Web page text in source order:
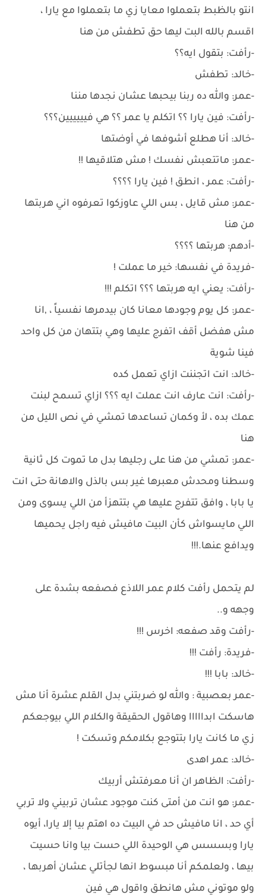
انتو بالظبط بتعملوا معايا زي ما بتعملوا مع يارا ،
اقسم بالله البت ليها حق تطفش من هنا
-رأفت: بتقول ايه؟؟
-خالد: تطفش
-عمر: والله ده ربنا بيحبها عشان نجدها مننا
-رأفت: فين يارا ؟؟ اتكلم يا عمر ؟؟ هي فيييييين؟؟؟
-خالد: أنا هطلع أشوفها في أوضتها
-عمر: ماتتعبش نفسك ! مش هتلاقيها !!
-رأفت: عمر ، انطق ! فين يارا ؟؟؟؟
-عمر: مش قايل ، بس اللي عاوزكوا تعرفوه اني هربتها
من هنا
-أدهم: هربتها ؟؟؟؟
-فريدة في نفسها: خير ما عملت !
-رأفت: يعني ايه هربتها ؟؟؟ اتكلم !!!
-عمر: كل يوم وجودها معانا كان بيدمرها نفسياً ، ,انا
مش هفضل أقف اتفرج عليها وهي بتتهان من كل واحد
فينا شوية
-خالد: انت اتجننت ازاي تعمل كده
-رأفت: انت عارف انت عملت ايه ؟؟؟ ازاي تسمح لبنت
عمك بده ، لأ وكمان تساعدها تمشي في نص الليل من
هنا
-عمر: تمشي من هنا على رجليها بدل ما تموت كل ثانية
وسطنا ومحدش معبرها غير بس بالذل والاهانة حتى انت
يا بابا ، وافق تتفرج عليها هي بتتهزأ من اللي يسوى ومن
اللي مايسواش كأن البيت مافيش فيه راجل يحميها
ويدافع عنها.!!!
لم يتحمل رأفت كلام عمر اللاذع فصفعه بشدة على
وجهه و..
-رأفت وقد صفعه: اخرس !!!
-فريدة: رأفت !!!
-خالد: بابا !!!
-عمر بعصبية : والله لو ضربتني بدل القلم عشرة أنا مش
هاسكت ابدااااا وهاقول الحقيقة والكلام اللي بيوجعكم
زي ما كانت يارا بتتوجع بكلامكم وتسكت !
-خالد: عمر اهدى
-رأفت: الظاهر ان أنا معرفتش أربيك
-عمر: هو انت من أمتى كنت موجود عشان تربيني ولا تربي
أي حد ، انا مافيش حد في البيت ده اهتم بيا إلا يارا، أيوه
يارا وبسسس هي الوحيدة اللي حست بيا وانا حسيت
بيها ، ولعلمكم أنا مبسوط انها لجأتلي عشان أهربها ،
ولو موتوني مش هانطق واقول هي فين